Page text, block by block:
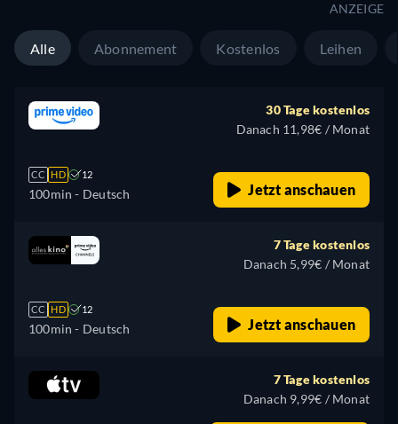
ANZEIGE
Alle Abonnement Kostenlos Leihen
CC HD 12
100min - Deutsch
30 Tage kostenlos
Danach 11,98€ / Monat
Jetzt anschauen
CC HD 12
100min - Deutsch
7 Tage kostenlos
Danach 5,99€ / Monat
Jetzt anschauen
7 Tage kostenlos
Danach 9,99€ / Monat